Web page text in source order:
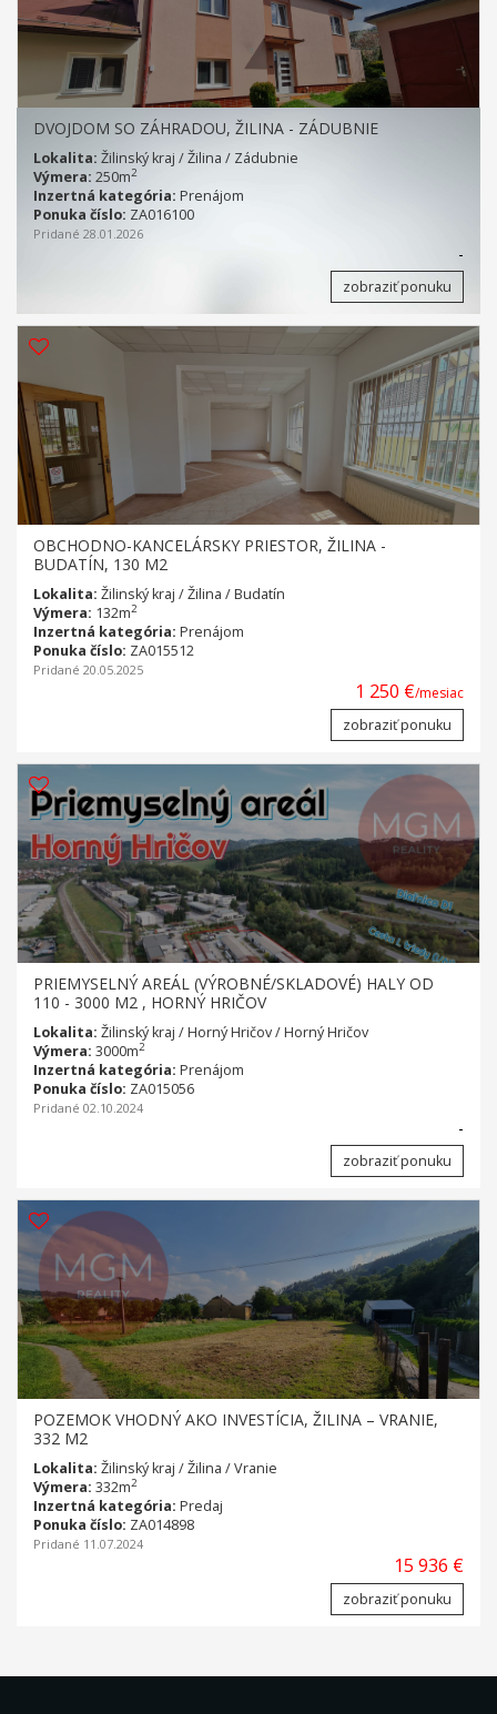
DVOJDOM SO ZÁHRADOU, ŽILINA - ZÁDUBNIE
Lokalita: Žilinský kraj / Žilina / Zádubnie
Výmera: 250m2
Inzertná kategória: Prenájom
Ponuka číslo: ZA016100
Pridané 28.01.2026
-
zobraziť ponuku
OBCHODNO-KANCELÁRSKY PRIESTOR, ŽILINA -
BUDATÍN, 130 M2
Lokalita: Žilinský kraj / Žilina / Budatín
Výmera: 132m2
Inzertná kategória: Prenájom
Ponuka číslo: ZA015512
Pridané 20.05.2025
1 250 €/mesiac
zobraziť ponuku
PRIEMYSELNÝ AREÁL (VÝROBNÉ/SKLADOVÉ) HALY OD
110 - 3000 M2 , HORNÝ HRIČOV
Lokalita: Žilinský kraj / Horný Hričov / Horný Hričov
Výmera: 3000m2
Inzertná kategória: Prenájom
Ponuka číslo: ZA015056
Pridané 02.10.2024
-
zobraziť ponuku
POZEMOK VHODNÝ AKO INVESTÍCIA, ŽILINA – VRANIE,
332 M2
Lokalita: Žilinský kraj / Žilina / Vranie
Výmera: 332m2
Inzertná kategória: Predaj
Ponuka číslo: ZA014898
Pridané 11.07.2024
15 936 €
zobraziť ponuku